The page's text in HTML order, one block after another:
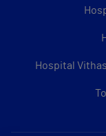
Hospital